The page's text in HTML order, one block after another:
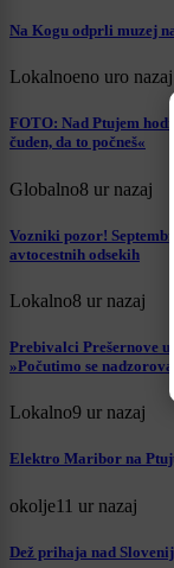
Na Kogu odprli muzej
Lokalnoeno uro nazaj
FOTO: Nad Ptujem
čuden, da to počneš«
Globalno8 ur nazaj
Vozniki pozor!
avtocestnih odsekih
Lokalno8 ur nazaj
Prebivalci Prešernove
»Počutimo se
Lokalno9 ur nazaj
Elektro Maribor na
okolje11 ur nazaj
Dež prihaja nad